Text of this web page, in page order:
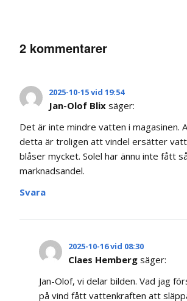
2 kommentarer
2025-10-15 vid 19:54
Jan-Olof Blix säger:
Det är inte mindre vatten i magasinen.
detta är troligen att vindel ersätter
blåser mycket. Solel har ännu inte fått
marknadsandel.
Svara
2025-10-16 vid 08:30
Claes Hemberg säger:
Jan-Olof, vi delar bilden. Vad jag
på vind fått vattenkraften att